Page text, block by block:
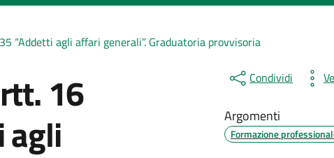
“Addetti agli affari generali”. Graduatoria provvisoria
16
agli
Condividi
Argomenti
Formazione